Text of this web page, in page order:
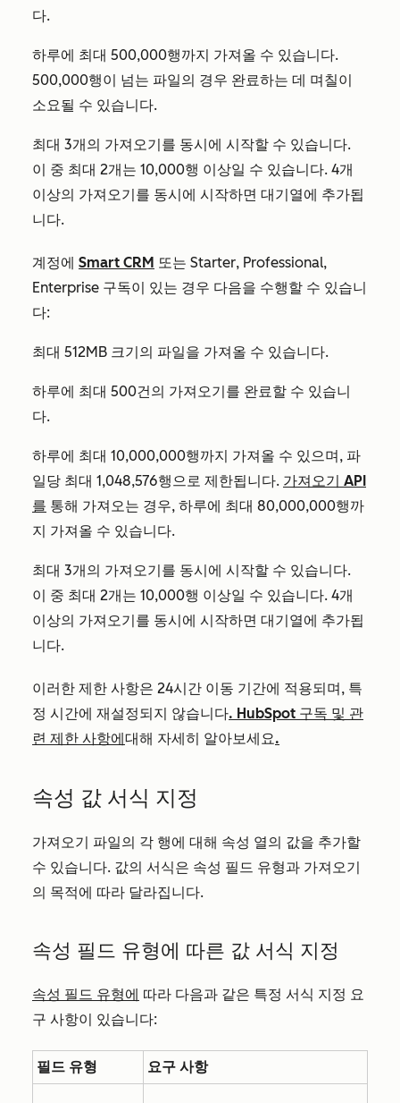
다.
하루에 최대 500,000행까지 가져올 수 있습니다.
500,000행이 넘는 파일의 경우 완료하는 데 며칠이
소요될 수 있습니다.
최대 3개의 가져오기를 동시에 시작할 수 있습니다.
이 중 최대 2개는 10,000행 이상일 수 있습니다. 4개
이상의 가져오기를 동시에 시작하면 대기열에 추가됩
니다.
계정에 Smart CRM 또는 Starter, Professional,
Enterprise 구독이 있는 경우 다음을 수행할 수 있습니
다:
최대 512MB 크기의 파일을 가져올 수 있습니다.
하루에 최대 500건의 가져오기를 완료할 수 있습니
다.
하루에 최대 10,000,000행까지 가져올 수 있으며, 파
일당 최대 1,048,576행으로 제한됩니다. 가져오기 API
를 통해 가져오는 경우, 하루에 최대 80,000,000행까
지 가져올 수 있습니다.
최대 3개의 가져오기를 동시에 시작할 수 있습니다.
이 중 최대 2개는 10,000행 이상일 수 있습니다. 4개
이상의 가져오기를 동시에 시작하면 대기열에 추가됩
니다.
이러한 제한 사항은 24시간 이동 기간에 적용되며, 특
정 시간에 재설정되지 않습니다. HubSpot 구독 및 관
련 제한 사항에대해 자세히 알아보세요.
속성 값 서식 지정
가져오기 파일의 각 행에 대해 속성 열의 값을 추가할
수 있습니다. 값의 서식은 속성 필드 유형과 가져오기
의 목적에 따라 달라집니다.
속성 필드 유형에 따른 값 서식 지정
속성 필드 유형에 따라 다음과 같은 특정 서식 지정 요
구 사항이 있습니다:
필드 유형 요구 사항